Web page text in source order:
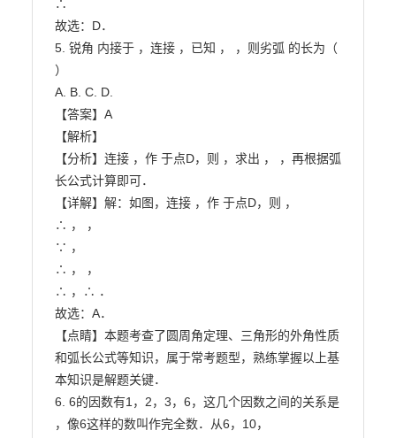
∴
故选：D．
5. 锐角 内接于 ，连接 ，已知 ， ，则劣弧 的长为（
）
A. B. C. D.
【答案】A
【解析】
【分析】连接 ，作 于点D，则 ，求出 ， ，再根据弧
长公式计算即可．
【详解】解：如图，连接 ，作 于点D，则 ，
∴ ， ，
∵ ，
∴ ， ，
∴ ，∴ ．
故选：A．
【点睛】本题考查了圆周角定理、三角形的外角性质
和弧长公式等知识，属于常考题型，熟练掌握以上基
本知识是解题关键．
6. 6的因数有1，2，3，6，这几个因数之间的关系是
，像6这样的数叫作完全数．从6，10，